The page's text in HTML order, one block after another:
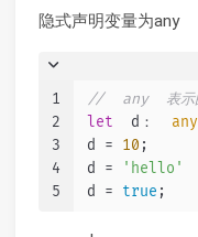
隐式声明变量为any
1
2
3
4
5
//  any  表示的
let
  d：
any
d = 10 ;
d =
'hello'
d = true ;